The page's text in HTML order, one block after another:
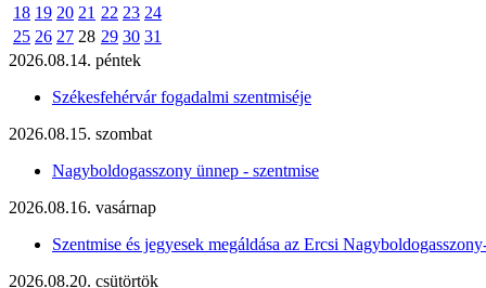
18 19 20 21 22 23 24
25 26 27 28 29 30 31
2026.08.14. péntek
Székesfehérvár fogadalmi szentmiséje
2026.08.15. szombat
Nagyboldogasszony ünnep - szentmise
2026.08.16. vasárnap
Szentmise és jegyesek megáldása az Ercsi
2026.08.20. csütörtök